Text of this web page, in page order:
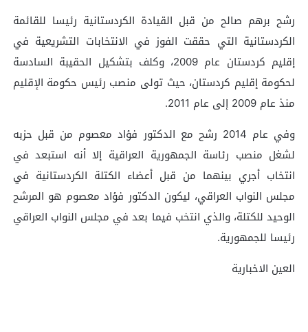
رشح برهم صالح من قبل القيادة الكردستانية رئيسا للقائمة
الكردستانية التي حققت الفوز في الانتخابات التشريعية في
إقليم كردستان عام 2009، وكلف بتشكيل الحقيبة السادسة
لحكومة إقليم كردستان، حيث تولى منصب رئيس حكومة الإقليم
منذ عام 2009 إلى عام 2011.
وفي عام 2014 رشح مع الدكتور فؤاد معصوم من قبل حزبه
لشغل منصب رئاسة الجمهورية العراقية إلا أنه استبعد في
انتخاب أجري بينهما من قبل أعضاء الكتلة الكردستانية في
مجلس النواب العراقي، ليكون الدكتور فؤاد معصوم هو المرشح
الوحيد للكتلة، والذي انتخب فيما بعد في مجلس النواب العراقي
رئيسا للجمهورية.
العين الاخبارية